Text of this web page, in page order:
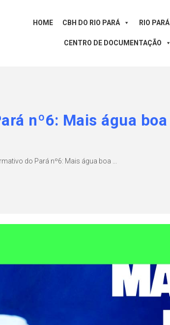
HOME CBH DO RIO PARÁ RIO PARÁ
CENTRO DE DOCUMENTAÇÃO
nº6: Mais água
do Pará nº6: Mais água boa ...